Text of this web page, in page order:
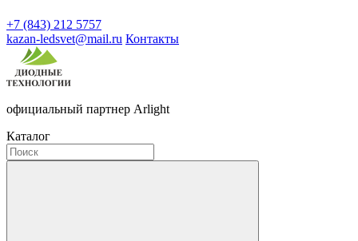
+7 (843) 212 5757
kazan-ledsvet@mail.ru Контакты
официальный партнер Arlight
Каталог